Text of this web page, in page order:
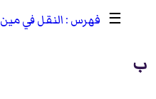
☰
النقل في مين
ب